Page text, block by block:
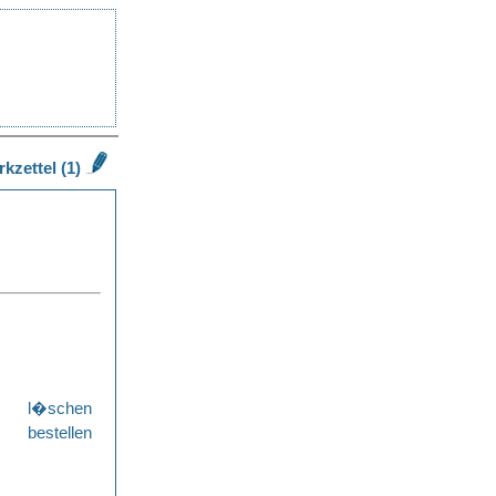
(1)
l�schen
bestellen